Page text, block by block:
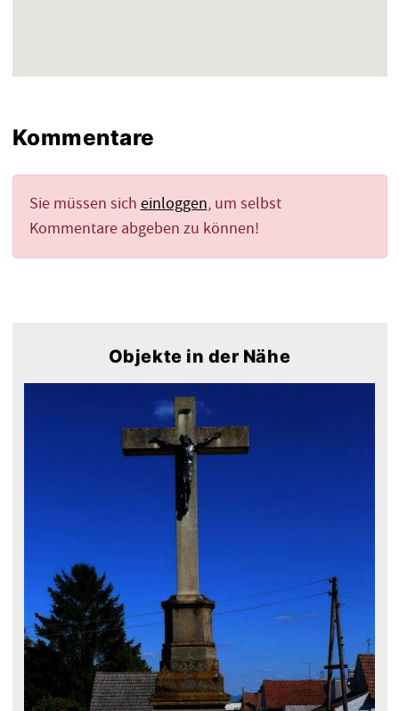
Kommentare
Sie müssen sich einloggen, um selbst
Kommentare abgeben zu können!
Objekte in der Nähe